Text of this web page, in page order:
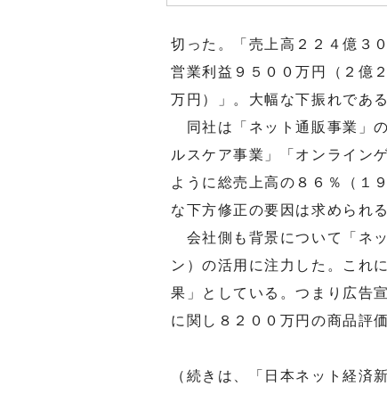
切った。「売上高２２４億３
営業利益９５００万円（２億
万円）」。大幅な下振れである
同社は「ネット通販事業」
ルスケア事業」「オンライン
ように総売上高の８６％（１
な下方修正の要因は求められる
会社側も背景について「ネ
ン）の活用に注力した。これ
果」としている。つまり広告
に関し８２００万円の商品評
（続きは、「日本ネット経済